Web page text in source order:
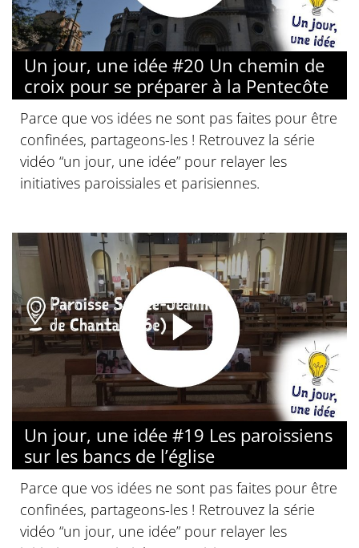
Un jour, une idée #20 Un chemin de
croix pour se préparer à la Pentecôte
Parce que vos idées ne sont pas faites pour être
confinées, partageons-les ! Retrouvez la série
vidéo “un jour, une idée” pour relayer les
initiatives paroissiales et parisiennes.
Un jour, une idée #19 Les paroissiens
sur les bancs de l’église
Parce que vos idées ne sont pas faites pour être
confinées, partageons-les ! Retrouvez la série
vidéo “un jour, une idée” pour relayer les